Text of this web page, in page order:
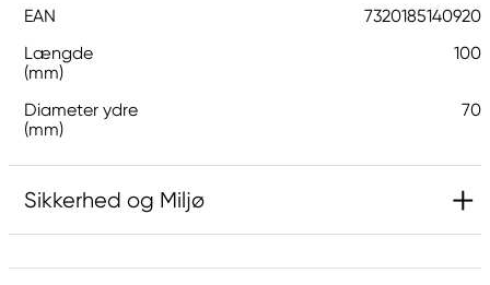
EAN
7320185140920
Længde
(mm)
100
Diameter ydre
(mm)
70
Sikkerhed og Miljø
Ansvarlig EU